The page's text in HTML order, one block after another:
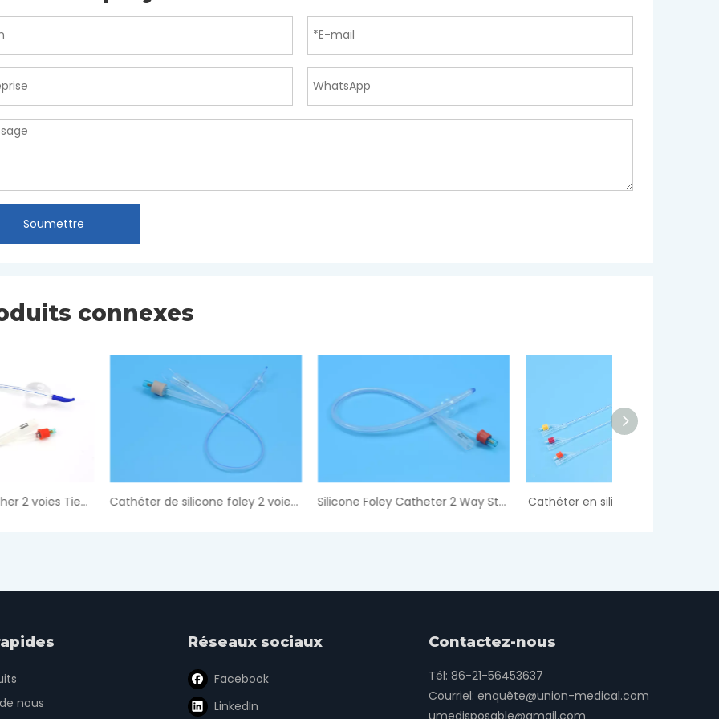
Soumettre
connexes
Cathéter de silicone foley 2 voies pédiatrique Silicone Foley Catheter 2 Way Standard Cathéter en silicone Foley 2 voies
nous
Réseaux sociaux
Facebook
LinkedIn
Contactez-nous
Tél: 86-21-56453637
Courriel: enquête@union-medical.com
umedisposable@gmail.com